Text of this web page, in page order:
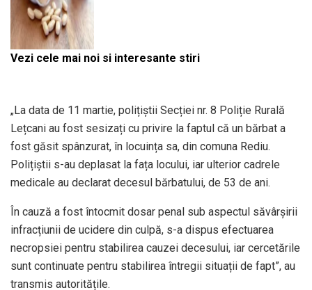
Vezi cele mai noi si interesante stiri
„La data de 11 martie, polițiștii Secției nr. 8 Poliție Rurală
Lețcani au fost sesizați cu privire la faptul că un bărbat a
fost găsit spânzurat, în locuința sa, din comuna Rediu.
Polițiștii s-au deplasat la fața locului, iar ulterior cadrele
medicale au declarat decesul bărbatului, de 53 de ani.
În cauză a fost întocmit dosar penal sub aspectul săvârșirii
infracțiunii de ucidere din culpă, s-a dispus efectuarea
necropsiei pentru stabilirea cauzei decesului, iar cercetările
sunt continuate pentru stabilirea întregii situații de fapt”, au
transmis autoritățile.